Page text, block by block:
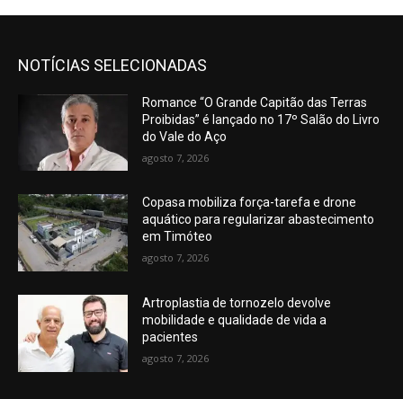
NOTÍCIAS SELECIONADAS
Romance “O Grande Capitão das Terras
Proibidas” é lançado no 17º Salão do Livro
do Vale do Aço
agosto 7, 2026
Copasa mobiliza força-tarefa e drone
aquático para regularizar abastecimento
em Timóteo
agosto 7, 2026
Artroplastia de tornozelo devolve
mobilidade e qualidade de vida a
pacientes
agosto 7, 2026